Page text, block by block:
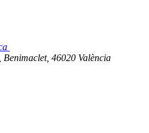
46020 València